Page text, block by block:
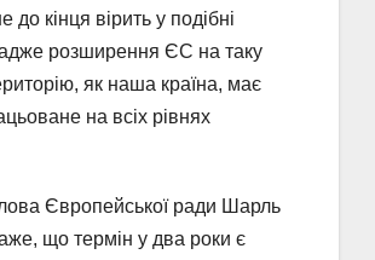
до кінця вірить у подібні
розширення ЄС на таку
як наша країна, має
на всіх рівнях
Європейської ради Шарль
що термін у два роки є